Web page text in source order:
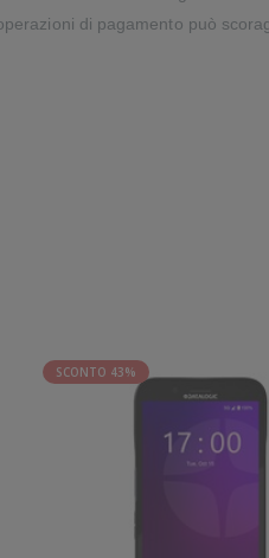
di pagamento può
SCONTO 43%